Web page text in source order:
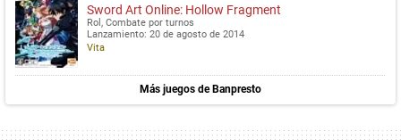
Sword Art Online: Hollow Fragment
Rol, Combate por turnos
Lanzamiento: 20 de agosto de 2014
Vita
Más juegos de Banpresto